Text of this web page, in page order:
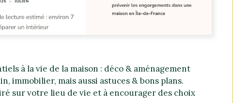
à la vie de la maison : déco & aménagement
immobilier, mais aussi astuces & bons plans.
sur votre lieu de vie et à encourager des choix